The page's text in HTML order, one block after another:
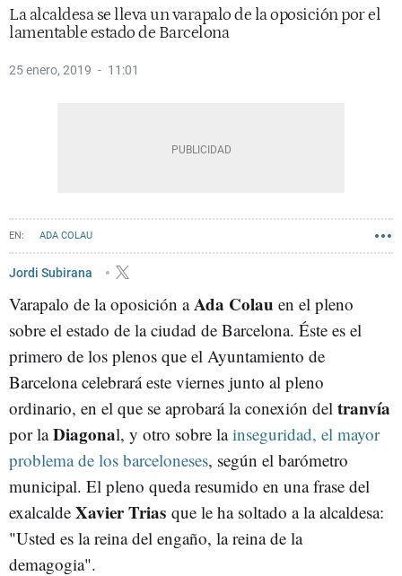
La alcaldesa se lleva un varapalo de la oposición por el
lamentable estado de Barcelona
25 enero, 2019 11:01
ADA COLAU
Jordi Subirana
Varapalo de la oposición aAda Colau en el pleno
sobre el estado de la ciudad de Barcelona. Éste es el
primero de los plenos que el Ayuntamiento de
Barcelona celebrará este viernes junto al pleno
ordinario, en el que se aprobará la conexión del tranvía
por laDiagonal, y otro sobre lainseguridad, el mayor
problema de los barceloneses, según el barómetro
municipal. El pleno queda resumido en una frase del
exalcalde XavierTrias que le ha soltado a la alcaldesa:
"Usted es la reina del engaño, la reina de la
demagogia".